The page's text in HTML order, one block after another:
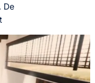
De